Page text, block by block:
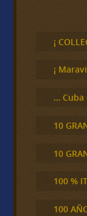
¡
¡
… Cuba
10
10
100 %
100